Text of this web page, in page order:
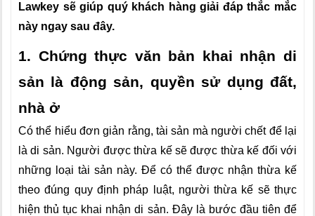
Lawkey sẽ giúp quý khách hàng giải đáp thắc mắc
này ngay sau đây.
1. Chứng thực văn bản khai nhận di
sản là động sản, quyền sử dụng đất,
nhà ở
Có thể hiểu đơn giản rằng, tài sản mà người chết để lại
là di sản. Người được thừa kế sẽ được thừa kế đối với
những loại tài sản này. Để có thể được nhận thừa kế
theo đúng quy định pháp luật, người thừa kế sẽ thực
hiện thủ tục khai nhận di sản. Đây là bước đầu tiên để